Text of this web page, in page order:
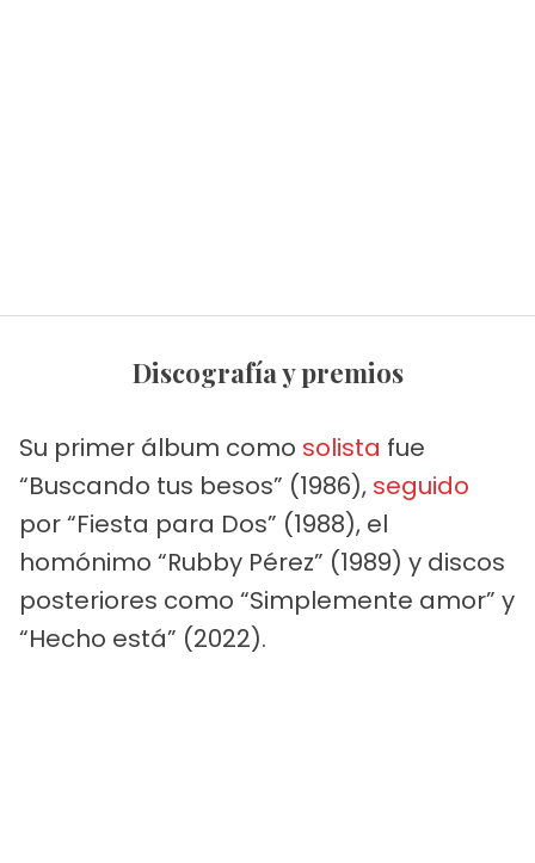
Discografía y premios
Su primer álbum como solista fue
“Buscando tus besos” (1986), seguido
por “Fiesta para Dos” (1988), el
homónimo “Rubby Pérez” (1989) y discos
posteriores como “Simplemente amor” y
“Hecho está” (2022).